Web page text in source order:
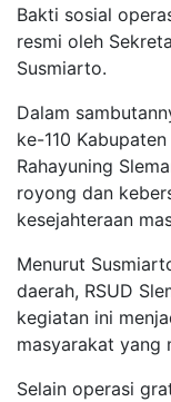
Bakti sosial
resmi oleh
Susmiarto.
Dalam
ke-110
Rahayuning
royong dan
kesejahteraan
Menurut
daerah, RSUD
kegiatan ini
masyarakat yang
Selain operasi